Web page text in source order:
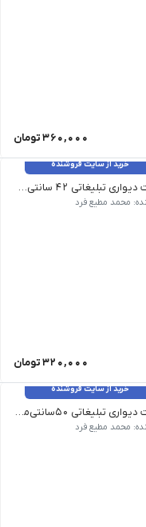
360,000تومان
خرید از سایت فروشنده
ساعت دیواری تبلیغاتی 42 سانتی‌متر آرامگرد سپهران کارتن 8
محمد مطیع فرد
320,000تومان
خرید از سایت فروشنده
ساعت دیواری تبلیغاتی 50سانتی‌متر آرامگرد سپهران کارتن 5
محمد مطیع فرد